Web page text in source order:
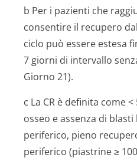
b Per i pazienti che
consentire il recupero
ciclo può essere estesa
7 giorni di intervallo
Giorno 21).
c La CR è definita come
osseo e assenza di
periferico, pieno
periferico (piastrine ≥